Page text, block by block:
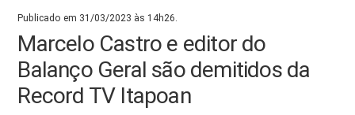
Publicado em 31/03/2023 às 14h26.
Marcelo Castro e editor do
Balanço Geral são demitidos da
Record TV Itapoan